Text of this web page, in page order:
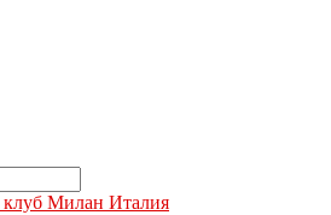
Милан Италия